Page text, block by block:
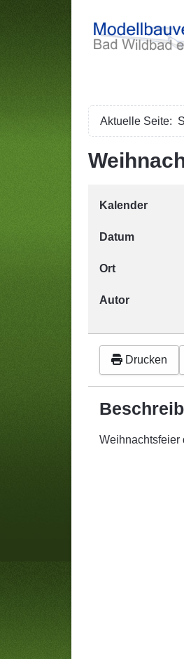
Aktuelle Seite:
Kalender
Datum
Ort
Autor
Drucken
Weihnachtsfeier